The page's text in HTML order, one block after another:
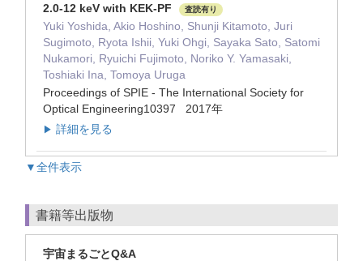
2.0-12 keV with KEK-PF
査読有り
Yuki Yoshida, Akio Hoshino, Shunji Kitamoto, Juri
Sugimoto, Ryota Ishii, Yuki Ohgi, Sayaka Sato, Satomi
Nukamori, Ryuichi Fujimoto, Noriko Y. Yamasaki,
Toshiaki Ina, Tomoya Uruga
Proceedings of SPIE - The International Society for
Optical Engineering10397 2017年
▶ 詳細を見る
▼全件表示
書籍等出版物
宇宙まるごとQ&A